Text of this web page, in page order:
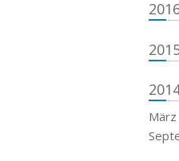
März